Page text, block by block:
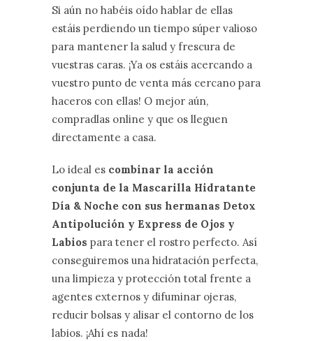
Si aún no habéis oído hablar de ellas
estáis perdiendo un tiempo súper valioso
para mantener la salud y frescura de
vuestras caras. ¡Ya os estáis acercando a
vuestro punto de venta más cercano para
haceros con ellas! O mejor aún,
compradlas online y que os lleguen
directamente a casa.
Lo ideal es combinar la acción
conjunta de la Mascarilla Hidratante
Día & Noche con sus hermanas Detox
Antipolución y Express de Ojos y
Labios para tener el rostro perfecto. Así
conseguiremos una hidratación perfecta,
una limpieza y protección total frente a
agentes externos y difuminar ojeras,
reducir bolsas y alisar el contorno de los
labios. ¡Ahí es nada!